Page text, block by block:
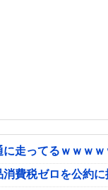
に走ってるｗｗｗ
消費税ゼロを公約